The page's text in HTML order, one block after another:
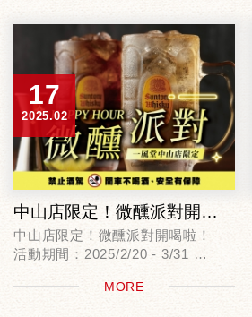
17
2025.02
中山店限定！微醺派對開喝啦！
中山店限定！微醺派對開喝啦！
活動期間：2025/2/20 - 3/31
中山店酒鬼們集合！解鎖最狂酒類
MORE